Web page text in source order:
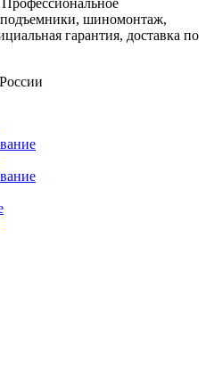
подъемники, шиномонтаж,
гарантия, доставка по